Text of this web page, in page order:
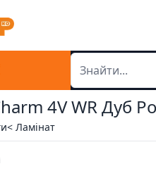
4V WR Дуб
< Ламінат